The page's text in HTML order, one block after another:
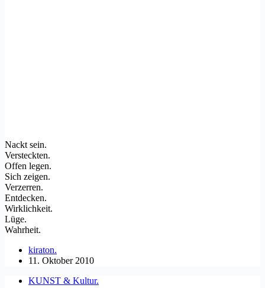
Nackt sein.
Versteckten.
Offen legen.
Sich zeigen.
Verzerren.
Entdecken.
Wirklichkeit.
Lüge.
Wahrheit.
kiraton.
11. Oktober 2010
KUNST & Kultur.